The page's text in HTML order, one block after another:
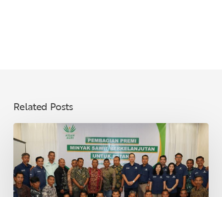
Related Posts
Asian
Agri
Bagikan
Premi
Minyak
Sawit